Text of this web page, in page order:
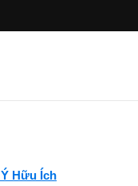
Hữu Ích